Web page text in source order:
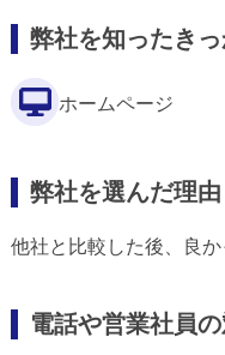
弊社を知ったき
ホームページ
弊社を選んだ理由
他社と比較した後、良
電話や営業社員